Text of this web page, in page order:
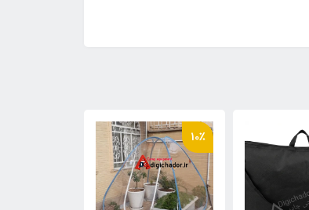
10٪